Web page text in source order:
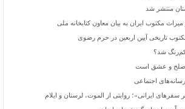
مکتوب ایران به بیان معاون کتابخانه ملی
تاریخی آیین اربعین در حرم رضوی
کم‌رنگ شد؟
صلح و عشق است
اجتماعی
ایرانی»؛ روایتی از الموت، لرستان و ایلام